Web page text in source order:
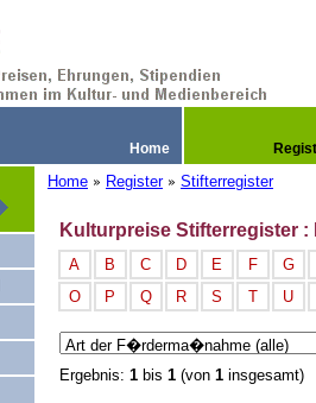
Home
Home » Register » Stifterregister
Kulturpreise Stifterregister
A B C D E F
G
O
P Q R S T U
Ergebnis: 1 bis 1 (von 1 insgesamt)